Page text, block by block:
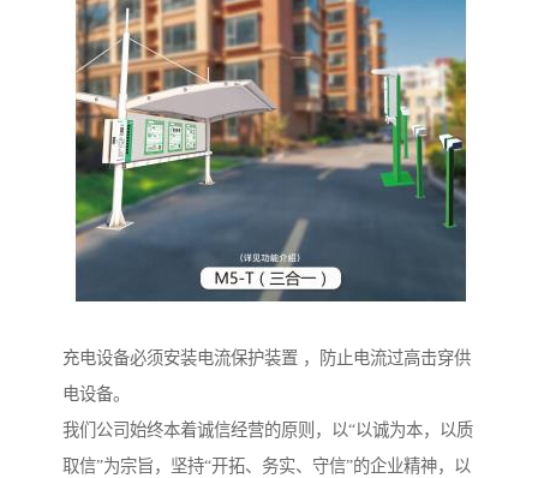
充电设备必须安装电流保护装置 ，防止电流过高击穿供
电设备。
我们公司始终本着诚信经营的原则，以“以诚为本，以质
取信”为宗旨，坚持“开拓、务实、守信”的企业精神，以